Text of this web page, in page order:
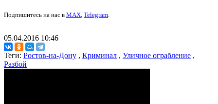
Подпишитесь на нас в MAX, Telegram.
05.04.2016 10:46
Теги: Ростов-на-Дону , Криминал , Уличное ограбление ,
Разбой